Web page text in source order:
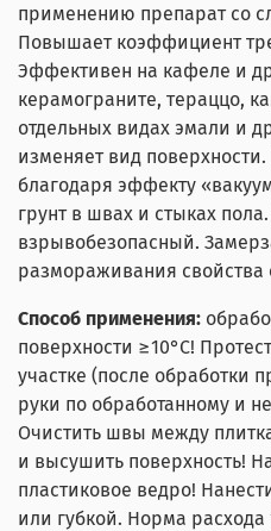
применению препарат со
Повышает коэффициент
Эффективен на кафеле и
керамограните, тераццо,
отдельных видах эмали и
изменяет вид
благодаря эффекту
грунт в швах и стыках
взрывобезопасный.
размораживания свойства
Способ применения:
поверхности ≥10°С!
участке (после обработки
руки по обработанному и
Очистить швы между
и высушить поверхность!
пластиковое ведро!
или губкой. Норма